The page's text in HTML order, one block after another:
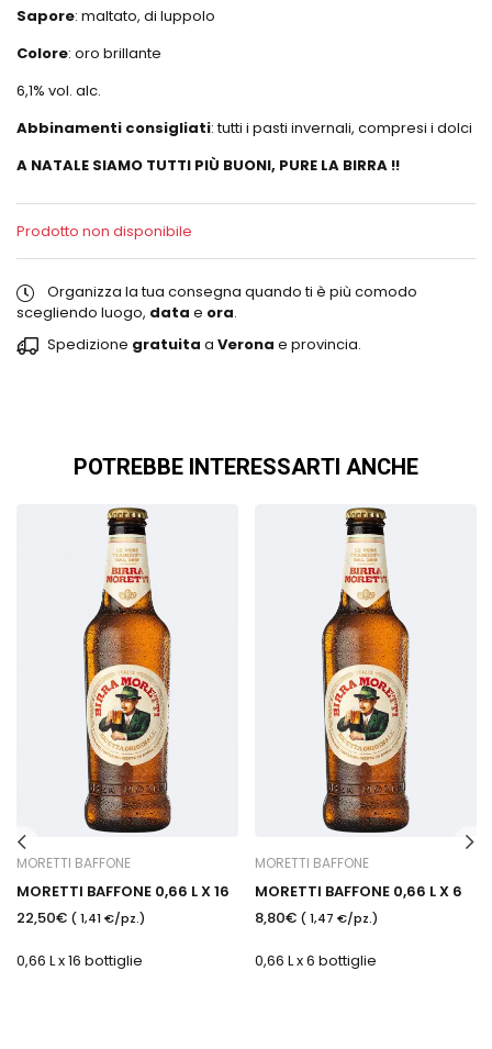
Sapore: maltato, di luppolo
Colore: oro brillante
6,1% vol. alc.
Abbinamenti consigliati: tutti i pasti invernali, compresi i dolci
A NATALE SIAMO TUTTI PIÙ BUONI, PURE LA BIRRA !!
Prodotto non disponibile
Organizza la tua consegna quando ti è più comodo
scegliendo luogo, data e ora.
Spedizione gratuita a Verona e provincia.
POTREBBE INTERESSARTI ANCHE
MORETTI BAFFONE
MORETTI BAFFONE 0,66 L X 16
22,50€ ( 1,41 €/pz.)
0,66 L x 16 bottiglie
MORETTI BAFFONE
MORETTI BAFFONE 0,66 L X 6
8,80€ ( 1,47 €/pz.)
0,66 L x 6 bottiglie